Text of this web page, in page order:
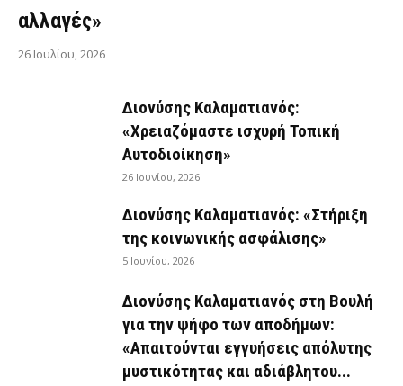
αλλαγές»
26 Ιουλίου, 2026
Διονύσης Καλαματιανός:
«Χρειαζόμαστε ισχυρή Τοπική
Αυτοδιοίκηση»
26 Ιουνίου, 2026
Διονύσης Καλαματιανός: «Στήριξη
της κοινωνικής ασφάλισης»
5 Ιουνίου, 2026
Διονύσης Καλαματιανός στη Βουλή
για την ψήφο των αποδήμων:
«Απαιτούνται εγγυήσεις απόλυτης
μυστικότητας και αδιάβλητου...